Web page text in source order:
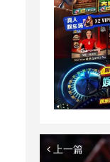
上一篇